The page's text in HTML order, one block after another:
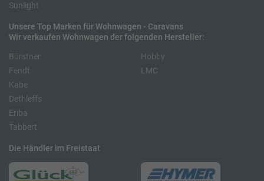
Sunlight
Unsere Top Marken für Wohnwagen - Caravans
Wir verkaufen Wohnwagen der folgenden Hersteller:
Bürstner
Fendt
Kabe
Hobby
LMC
Dethleffs
Eriba
Tabbert
Die Händler im Freistaat